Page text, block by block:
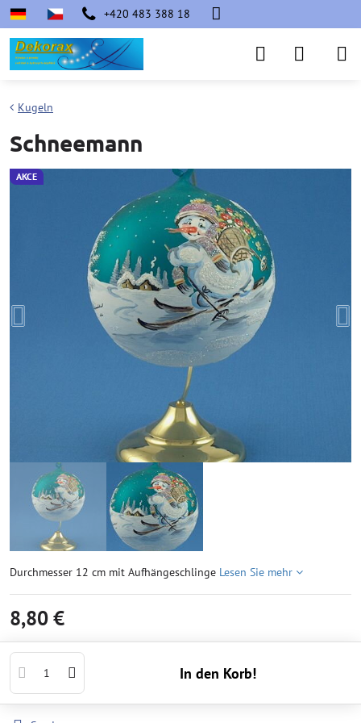
+420 483 388 18
AKCE
Kugeln
Schneemann
Durchmesser 12 cm mit Aufhängeschlinge Lesen Sie mehr
8,80 €
In den Korb!